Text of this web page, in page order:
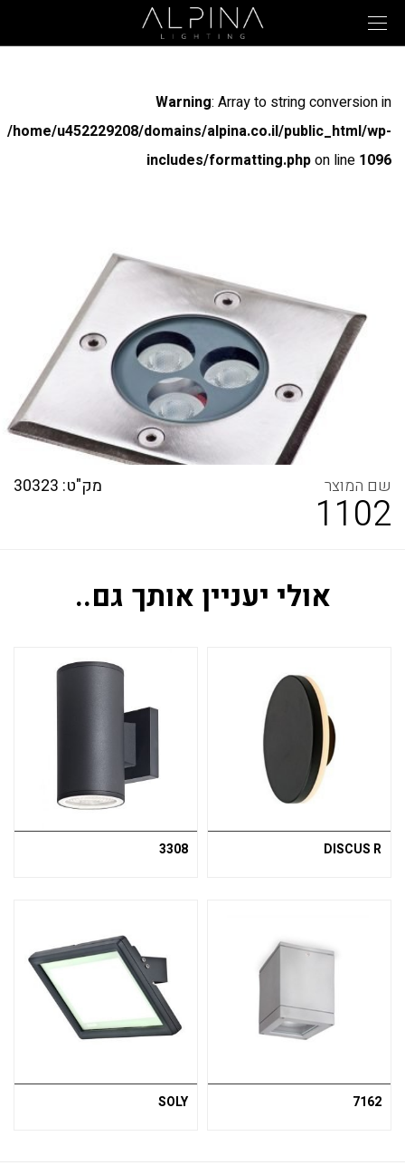
Warning: Array to string conversion in
/home/u452229208/domains/alpina.co.il/public_html/wp-
includes/formatting.phpon line 1096
/home/u452229208/domains/alpina.co.il/public_html/wp-
includes/formatting.php
1102
מק"ט: 30323
אולי יעניין אותך גם..
DISCUS R
3308
7162
SOLY